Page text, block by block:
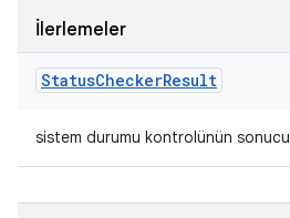
İlerlemeler
StatusCheckerResult
sistem durumu kontrolünün sonucu